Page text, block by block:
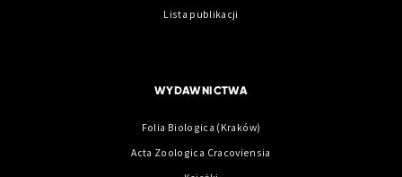
Lista publikacji
WYDAWNICTWA
Folia Biologica (Kraków)
Acta Zoologica Cracoviensia